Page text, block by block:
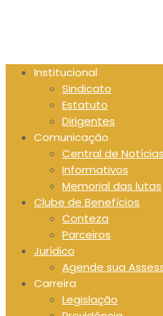
Institucional
Sindicato
Estatuto
Dirigentes
Comunicação
Central de Notícias
Informativos
Memorial das lutas
Clube de Benefícios
Conteza
Parceiros
Jurídico
Agende sua
Carreira
Legislação